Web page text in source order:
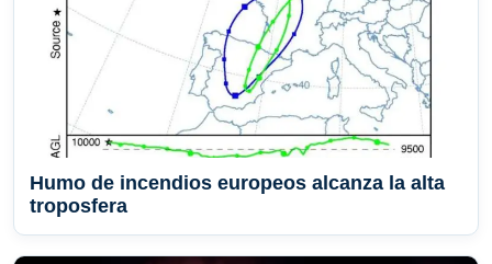
Humo de incendios europeos alcanza la alta
troposfera